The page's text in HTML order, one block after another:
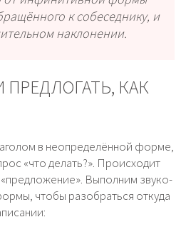
к собеседнику, и
наклонении.
ПРЕДЛОГАТЬ, КАК
в неопределённой форме,
«что делать?». Происходит
Выполним звуко-
чтобы разобраться откуда